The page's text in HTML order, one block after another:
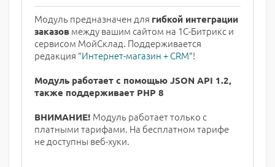
Модуль предназначен для гибкой интеграции
заказов между вашим сайтом на 1С-Битрикс и
сервисом МойСклад. Поддерживается
редакция "Интернет-магазин + CRM"!
Модуль работает с помощью JSON API 1.2,
также поддерживает PHP 8
ВНИМАНИЕ! Модуль работает только с
платными тарифами. На бесплатном тарифе
не доступны веб-хуки.